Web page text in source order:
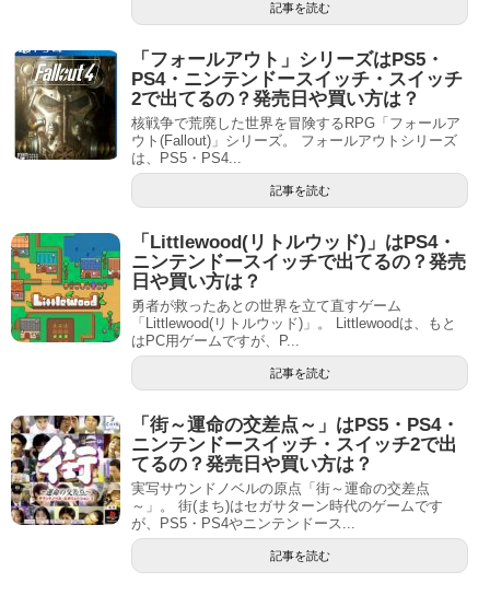
記事を読む
「フォールアウト」シリーズはPS5・
PS4・ニンテンドースイッチ・スイッチ
2で出てるの？発売日や買い方は？
核戦争で荒廃した世界を冒険するRPG「フォールア
ウト(Fallout)」シリーズ。 フォールアウトシリーズ
は、PS5・PS4...
記事を読む
「Littlewood(リトルウッド)」はPS4・
ニンテンドースイッチで出てるの？発売
日や買い方は？
勇者が救ったあとの世界を立て直すゲーム
「Littlewood(リトルウッド)」。 Littlewoodは、もと
はPC用ゲームですが、P...
記事を読む
「街～運命の交差点～」はPS5・PS4・
ニンテンドースイッチ・スイッチ2で出
てるの？発売日や買い方は？
実写サウンドノベルの原点「街～運命の交差点
～」。 街(まち)はセガサターン時代のゲームです
が、PS5・PS4やニンテンドース...
記事を読む